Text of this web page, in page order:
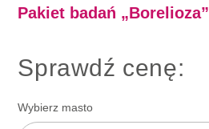
Pakiet badań „Borelioza”
Sprawdź cenę:
Wybierz masto